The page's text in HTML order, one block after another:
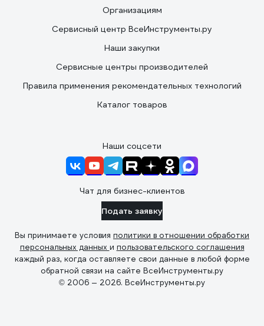
Организациям
Сервисный центр ВсеИнструменты.ру
Наши закупки
Сервисные центры производителей
Правила применения рекомендательных технологий
Каталог товаров
Наши соцсети
Чат для бизнес-клиентов
Подать заявку
Вы принимаете условия политики в отношении обработки
персональных данных и пользовательского соглашения
каждый раз, когда оставляете свои данные в любой форме
обратной связи на сайте ВсеИнструменты.ру
© 2006 — 2026. ВсеИнструменты.ру